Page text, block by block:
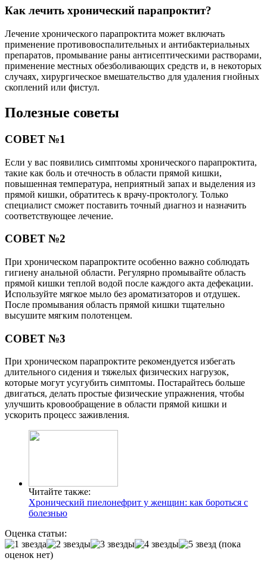
Как лечить хронический парапроктит?
Лечение хронического парапроктита может включать
применение противовоспалительных и антибактериальных
препаратов, промывание раны антисептическими растворами,
применение местных обезболивающих средств и, в некоторых
случаях, хирургическое вмешательство для удаления гнойных
скоплений или фистул.
Полезные советы
СОВЕТ №1
Если у вас появились симптомы хронического парапроктита,
такие как боль и отечность в области прямой кишки,
повышенная температура, неприятный запах и выделения из
прямой кишки, обратитесь к врачу-проктологу. Только
специалист сможет поставить точный диагноз и назначить
соответствующее лечение.
СОВЕТ №2
При хроническом парапроктите особенно важно соблюдать
гигиену анальной области. Регулярно промывайте область
прямой кишки теплой водой после каждого акта дефекации.
Используйте мягкое мыло без ароматизаторов и отдушек.
После промывания область прямой кишки тщательно
высушите мягким полотенцем.
СОВЕТ №3
При хроническом парапроктите рекомендуется избегать
длительного сидения и тяжелых физических нагрузок,
которые могут усугубить симптомы. Постарайтесь больше
двигаться, делать простые физические упражнения, чтобы
улучшить кровообращение в области прямой кишки и
ускорить процесс заживления.
Читайте также:
Хронический пиелонефрит у женщин: как бороться с
болезнью
Оценка статьи:
(пока
оценок нет)